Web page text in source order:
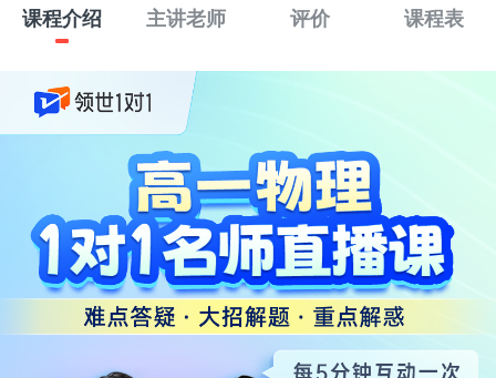
课程介绍 主讲老师 评价 课程表